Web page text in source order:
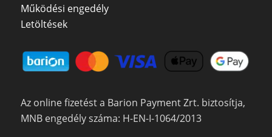
Működési engedély
Letöltések
Az online fizetést a Barion Payment Zrt. biztosítja,
MNB engedély száma: H-EN-I-1064/2013